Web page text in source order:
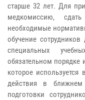
старше 32 лет. Для
медкомиссию,
необходимые
обучение
специальных
обязательном порядке
которое
действия в
подготовки